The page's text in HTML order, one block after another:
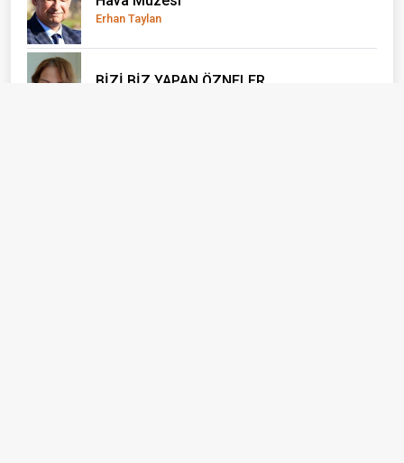
Erhan Taylan
BİZİ BİZ YAPAN ÖZNELER...